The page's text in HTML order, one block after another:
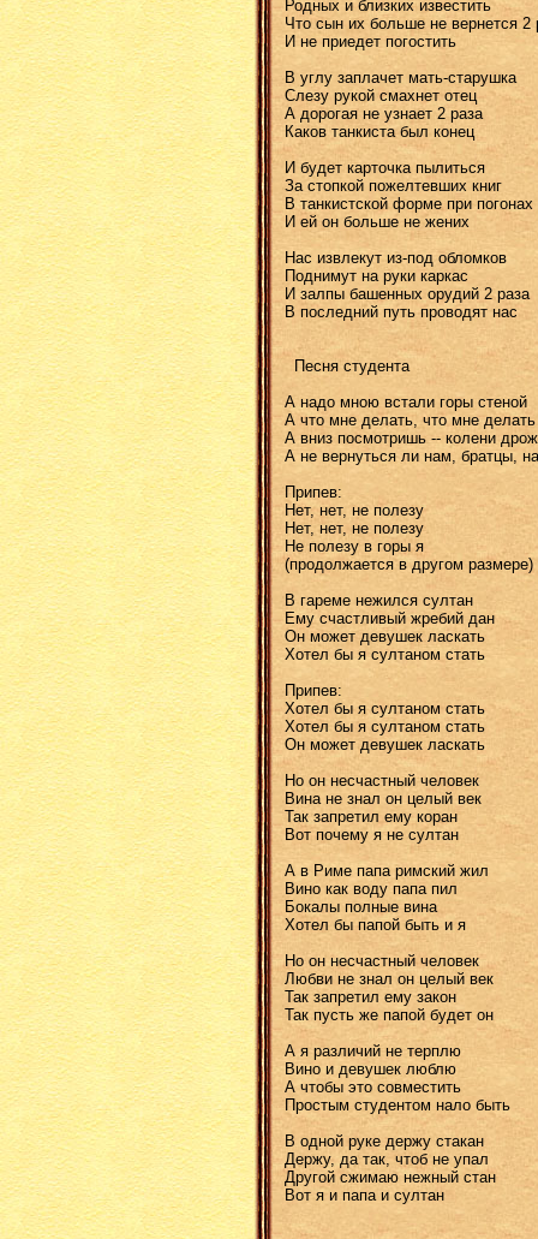
Родных и близких известить
Что сын их больше не вернется 2
И не приедет погостить
В углу заплачет мать-старушка
Слезу рукой смахнет отец
А дорогая не узнает 2 раза
Каков танкиста был конец
И будет карточка пылиться
За стопкой пожелтевших книг
В танкистской форме при погонах
И ей он больше не жених
Нас извлекут из-под обломков
Поднимут на руки каркас
И залпы башенных орудий 2 раза
В последний путь проводят нас
Песня студента
А надо мною встали горы стеной
А что мне делать, что мне
А вниз посмотришь -- колени
А не вернуться ли нам, братцы,
Припев:
Нет, нет, не полезу
Нет, нет, не полезу
Не полезу в горы я
(продолжается в другом размере)
В гареме нежился султан
Ему счастливый жребий дан
Он может девушек ласкать
Хотел бы я султаном стать
Припев:
Хотел бы я султаном стать
Хотел бы я султаном стать
Он может девушек ласкать
Но он несчастный человек
Вина не знал он целый век
Так запретил ему коран
Вот почему я не султан
А в Риме папа римский жил
Вино как воду папа пил
Бокалы полные вина
Хотел бы папой быть и я
Но он несчастный человек
Любви не знал он целый век
Так запретил ему закон
Так пусть же папой будет он
А я различий не терплю
Вино и девушек люблю
А чтобы это совместить
Простым студентом нало быть
В одной руке держу стакан
Держу, да так, чтоб не упал
Другой сжимаю нежный стан
Вот я и папа и султан